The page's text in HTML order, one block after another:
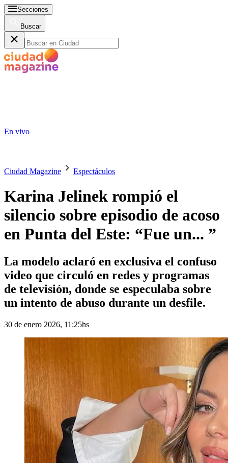
Secciones
Buscar
En vivo
Ciudad Magazine Espectáculos
Karina Jelinek rompió el
silencio sobre episodio de acoso
en Punta del Este: “Fue un... ”
La modelo aclaró en exclusiva el confuso
video que circuló en redes y programas
de televisión, donde se especulaba sobre
un intento de abuso durante un desfile.
30 de enero 2026, 11:25hs